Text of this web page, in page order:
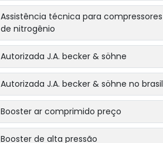
Assistência técnica para compressores
de nitrogênio
Autorizada J.A. becker & söhne
Autorizada J.A. becker & söhne no brasil
Booster ar comprimido preço
Booster de alta pressão